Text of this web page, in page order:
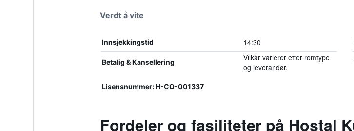
Verdt å vite
Innsjekkingstid 14:30
Betalig & Kansellering
Vilkår varierer etter romtype
og leverandør.
Lisensnummer: H-CO-001337
Fordeler og fasiliteter på Hostal